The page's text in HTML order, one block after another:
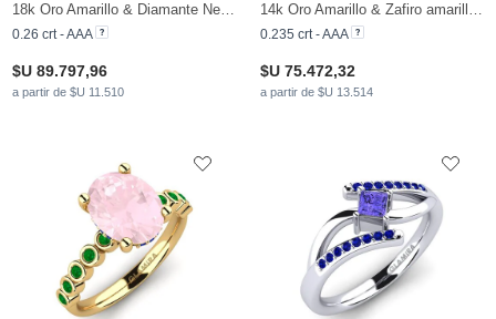
18k Oro Amarillo & Diamante Negro & Diamante Amarillo
0.26 crt - AAA
$U 89.797,96
a partir de $U 11.510
14k Oro Amarillo & Zafiro amarillo & Zafiro
0.235 crt - AAA
$U 75.472,32
a partir de $U 13.514